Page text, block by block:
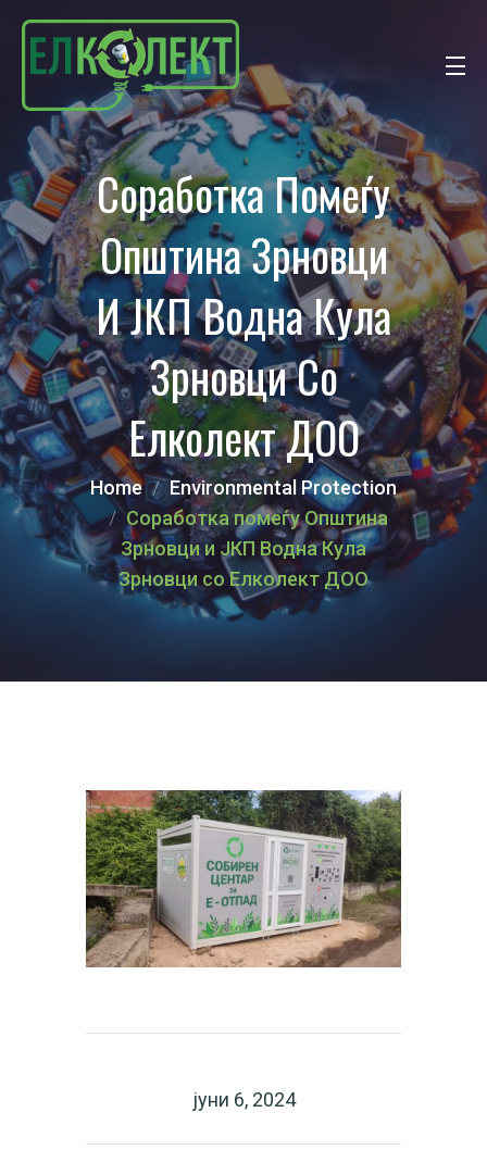
Соработка Помеѓу
Општина Зрновци
И ЈКП Водна Кула
Зрновци Со
Елколект ДОО
Home
Environmental Protection
Соработка помеѓу Општина
Зрновци и ЈКП Водна Кула
Зрновци со Елколект ДОО
јуни 6, 2024